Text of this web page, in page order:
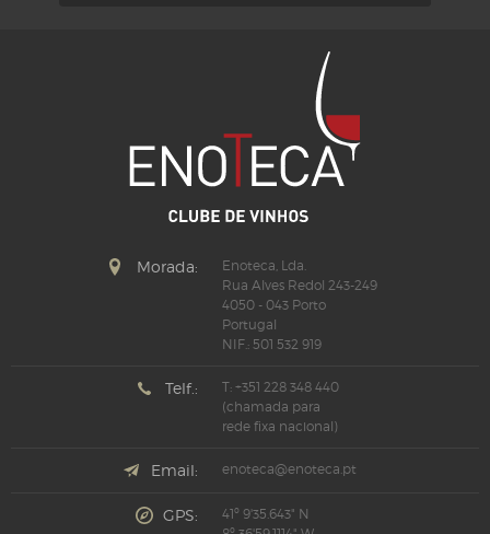
Morada:
Enoteca, Lda.
Rua Alves Redol 243-249
4050 - 043 Porto
Portugal
NIF.: 501 532 919
Telf.:
T: +351 228 348 440
(chamada para
rede fixa nacional)
Email: enoteca@enoteca.pt
GPS:
41º 9'35.643" N